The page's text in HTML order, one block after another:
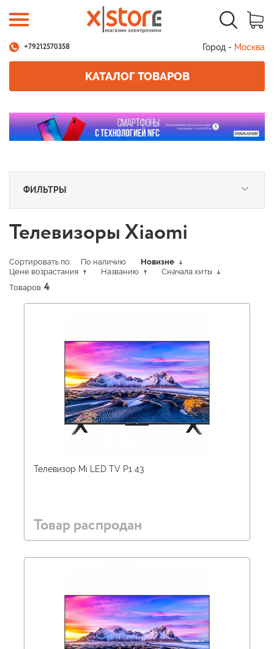
+79212570358 Город - Москва
КАТАЛОГ ТОВАРОВ
ФИЛЬТРЫ
Телевизоры Xiaomi
Сортировать по: По наличию
Новизне
Цене возрастания
Названию
Сначала хиты
Товаров: 4
Телевизор Mi LED TV P1 43
Товар распродан